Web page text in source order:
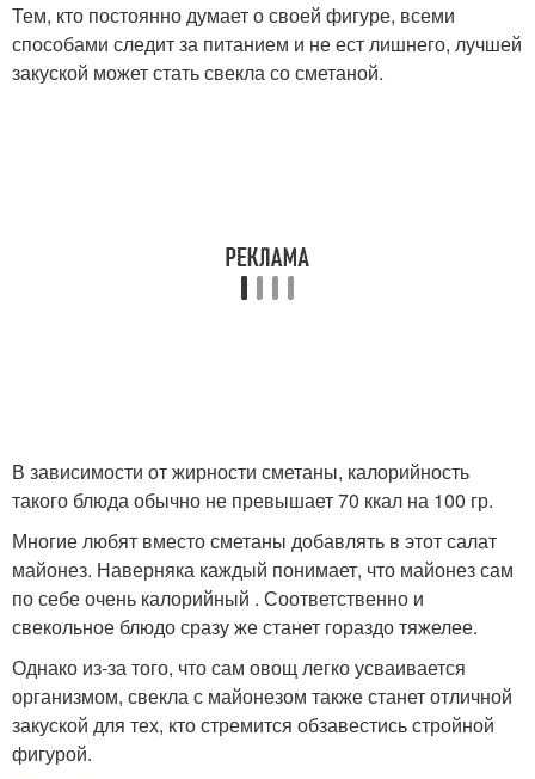
Тем, кто постоянно думает о своей фигуре, всеми
способами следит за питанием и не ест лишнего, лучшей
закуской может стать свекла со сметаной.
В зависимости от жирности сметаны, калорийность
такого блюда обычно не превышает 70 ккал на 100 гр.
Многие любят вместо сметаны добавлять в этот салат
майонез. Наверняка каждый понимает, что майонез сам
по себе очень калорийный . Соответственно и
свекольное блюдо сразу же станет гораздо тяжелее.
Однако из-за того, что сам овощ легко усваивается
организмом, свекла с майонезом также станет отличной
закуской для тех, кто стремится обзавестись стройной
фигурой.